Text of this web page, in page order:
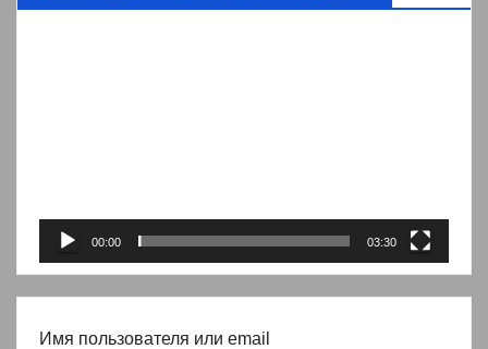
00:00 03:30
Имя пользователя или email